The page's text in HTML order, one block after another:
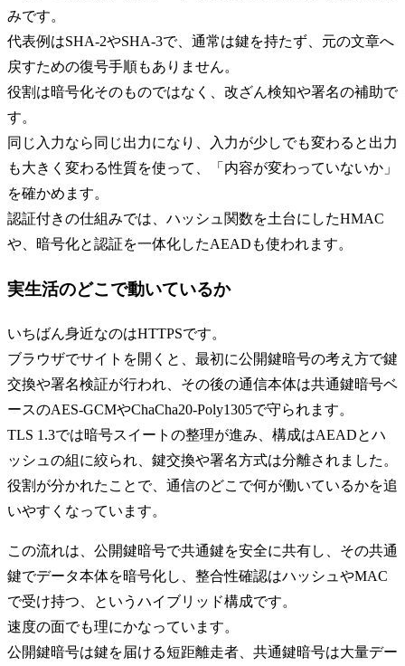
みです。
代表例はSHA-2やSHA-3で、通常は鍵を持たず、元の文章へ
戻すための復号手順もありません。
役割は暗号化そのものではなく、改ざん検知や署名の補助で
す。
同じ入力なら同じ出力になり、入力が少しでも変わると出力
も大きく変わる性質を使って、「内容が変わっていないか」
を確かめます。
認証付きの仕組みでは、ハッシュ関数を土台にしたHMAC
や、暗号化と認証を一体化したAEADも使われます。
実生活のどこで動いているか
いちばん身近なのはHTTPSです。
ブラウザでサイトを開くと、最初に公開鍵暗号の考え方で鍵
交換や署名検証が行われ、その後の通信本体は共通鍵暗号ベ
ースのAES-GCMやChaCha20-Poly1305で守られます。
TLS 1.3では暗号スイートの整理が進み、構成はAEADとハ
ッシュの組に絞られ、鍵交換や署名方式は分離されました。
役割が分かれたことで、通信のどこで何が働いているかを追
いやすくなっています。
この流れは、公開鍵暗号で共通鍵を安全に共有し、その共通
鍵でデータ本体を暗号化し、整合性確認はハッシュやMAC
で受け持つ、というハイブリッド構成です。
速度の面でも理にかなっています。
公開鍵暗号は鍵を届ける短距離走者、共通鍵暗号は大量デー